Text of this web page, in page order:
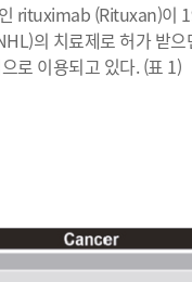
rituximab (Rituxan)이
의 치료제로 허가 받으
로 이용되고 있다. (표 1)